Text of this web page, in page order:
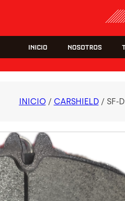
INICIO NOSOTROS
INICIO/ CARSHIELD/ SF-